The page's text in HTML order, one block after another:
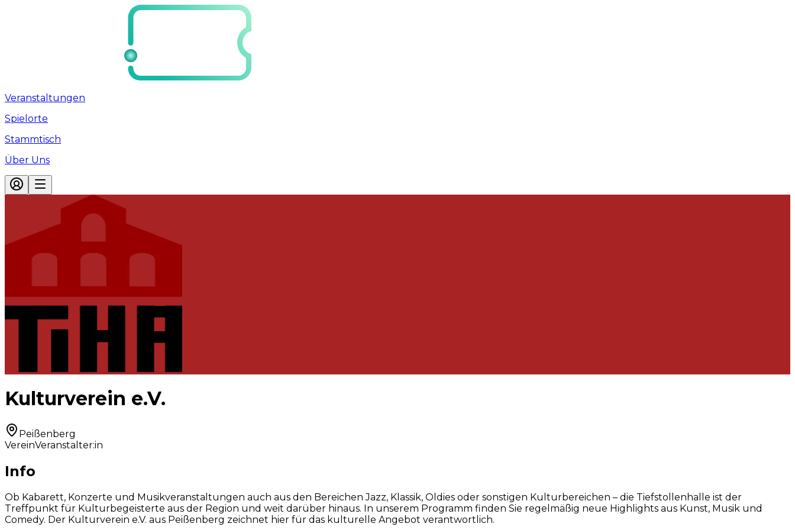
Veranstaltungen
Spielorte
Stammtisch
Über Uns
Kulturverein e.V.
Peißenberg
VereinVeranstalter:in
Info
Ob Kabarett, Konzerte und Musikveranstaltungen auch aus den Bereichen Jazz, Klassik, Oldies oder sonstigen Kulturbereichen – die Tiefstollenhalle ist der
Treffpunkt für Kulturbegeisterte aus der Region und weit darüber hinaus. In unserem Programm finden Sie regelmäßig neue Highlights aus Kunst, Musik und
Comedy. Der Kulturverein e.V. aus Peißenberg zeichnet hier für das kulturelle Angebot verantwortlich.